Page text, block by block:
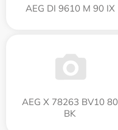
AEG DI 9610 M 90 IX
AEG X 78263 BV10 80
BK